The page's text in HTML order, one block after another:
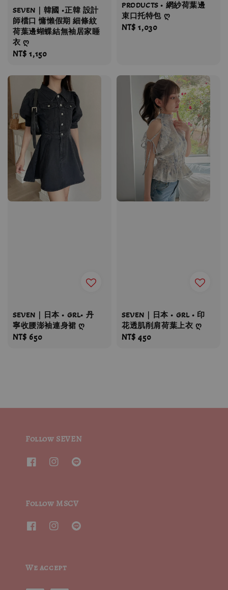
SEVEN｜韓國 •正韓 設計
師檔口 慵懶假期 細條紋
荷葉邊蝴蝶結無袖居家睡
衣 ღ
Regular
NT$ 1,150
PRODUCTS • 網紗荷葉邊
束口托特包 ღ
Regular
NT$ 1,030
SEVEN｜日本 • GRL• 丹
寧收腰澎袖連身裙 ღ
Regular
NT$ 650
SEVEN｜日本 • GRL • 印
花透肌削肩荷葉上衣 ღ
Regular
NT$ 450
Follow SEVEN
Follow MSCV
We accept